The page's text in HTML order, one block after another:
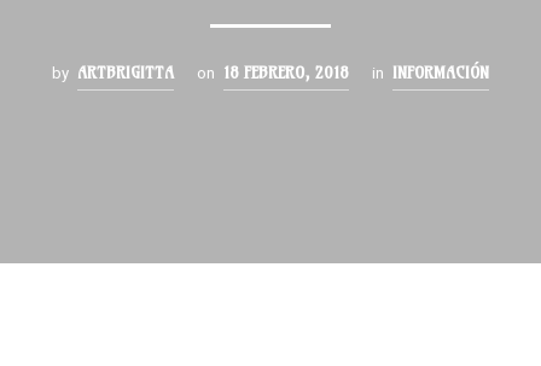
by ARTBRIGITTA on 18 FEBRERO, 2018 in INFORMACIÓN